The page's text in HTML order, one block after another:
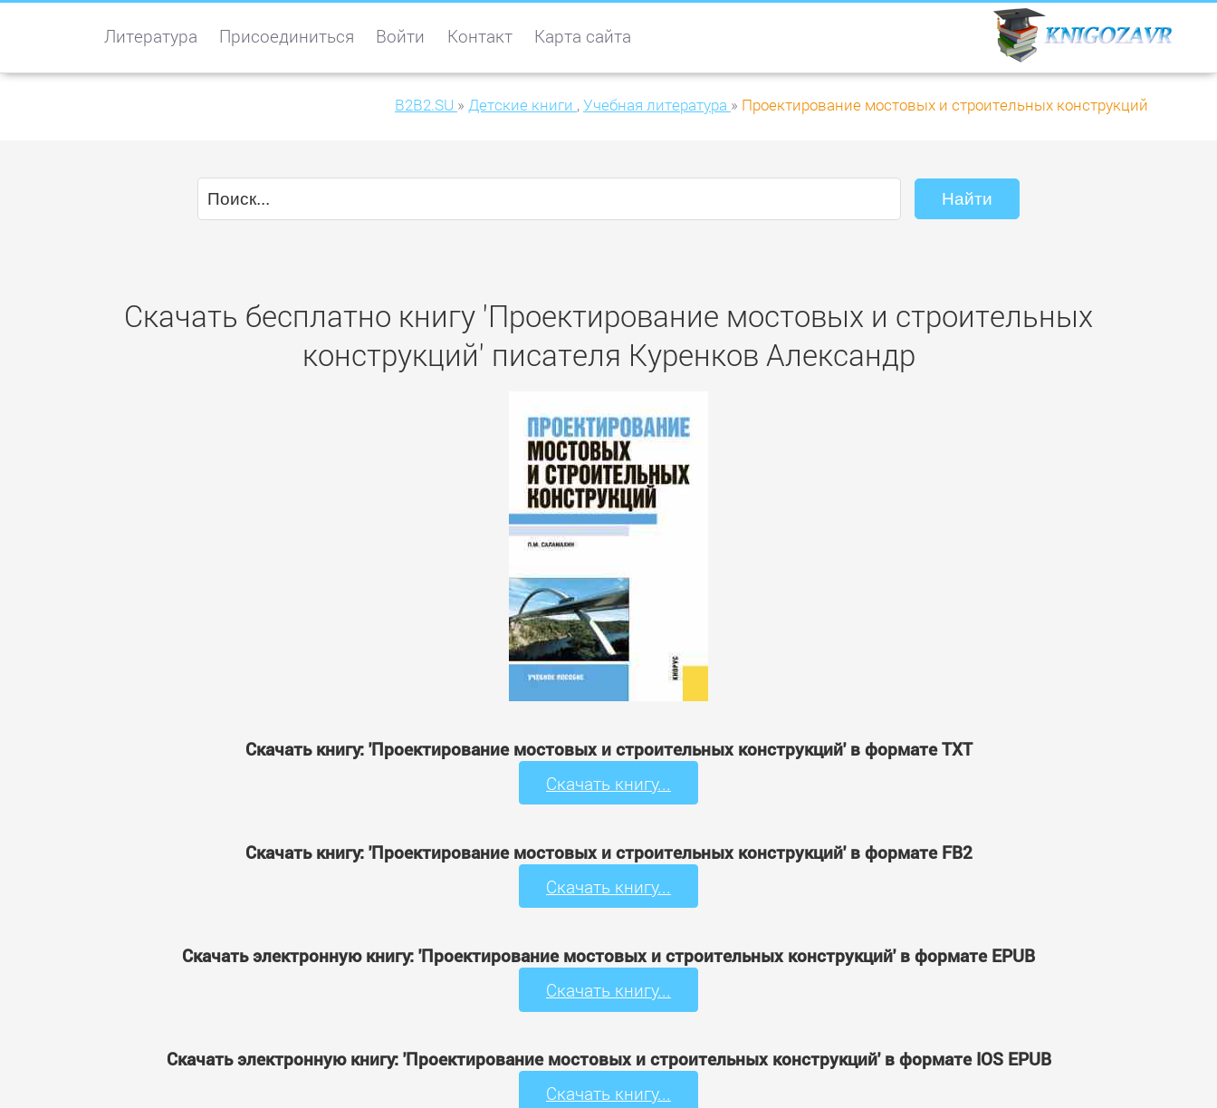
Литература Присоединиться Войти Контакт Карта сайта
B2B2.SU » Детские книги ,Учебная литература » Проектирование мостовых и строительных конструкций
Скачать бесплатно книгу 'Проектирование мостовых и строительных
конструкций' писателя Куренков Александр
Скачать книгу: 'Проектирование мостовых и строительных конструкций' в формате TXT
Скачать книгу...
Скачать книгу: 'Проектирование мостовых и строительных конструкций' в формате FB2
Скачать книгу...
Скачать электронную книгу: 'Проектирование мостовых и строительных конструкций' в формате EPUB
Скачать книгу...
Скачать электронную книгу: 'Проектирование мостовых и строительных конструкций' в формате IOS EPUB
Скачать книгу...